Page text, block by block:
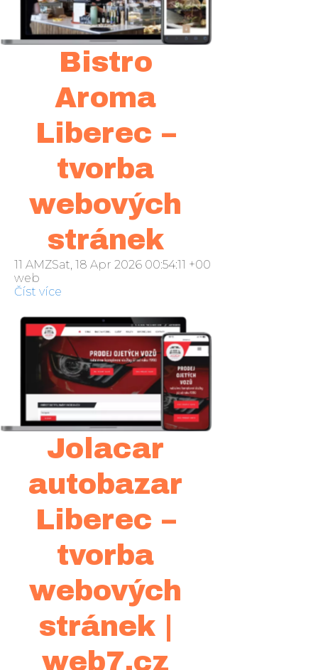
Bistro
Aroma
Liberec –
tvorba
webových
stránek
11 AMZSat, 18 Apr 2026 00:54:11 +000054sobota 2016
web
Číst více
Jolacar
autobazar
Liberec –
tvorba
webových
stránek |
web7.cz